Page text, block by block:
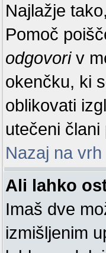
Najlažje
Pomoč
odgovoriv
okenčku, ki
oblikovati
utečeni
Nazaj na vrh
Ali lahko
Imaš dve
izmišljenim